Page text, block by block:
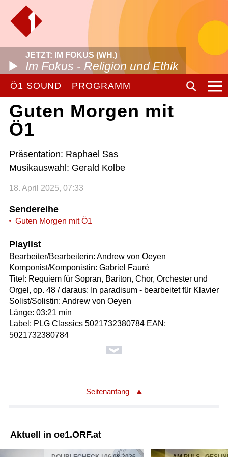
JETZT: IM FOKUS (WH.)
Im Fokus - Religion und Ethik
Ö1 SOUND PROGRAMM
Guten Morgen mit
Ö1
Präsentation: Raphael Sas
Musikauswahl: Gerald Kolbe
18. April 2025, 07:33
Sendereihe
Guten Morgen mit Ö1
Playlist
Bearbeiter/Bearbeiterin: Andrew von Oeyen
Komponist/Komponistin: Gabriel Fauré
Titel: Requiem für Sopran, Bariton, Chor, Orchester und
Orgel, op. 48 / daraus: In paradisum - bearbeitet für Klavier
Solist/Solistin: Andrew von Oeyen
Länge: 03:21 min
Label: PLG Classics 5021732380784 EAN:
5021732380784
Komponist/Komponistin: Joseph Weigl
Solist/Solistin: Carin van Heerden
Label: cpo 5554552 EAN: 0761203545520
Seitenanfang
Aktuell in oe1.ORF.at